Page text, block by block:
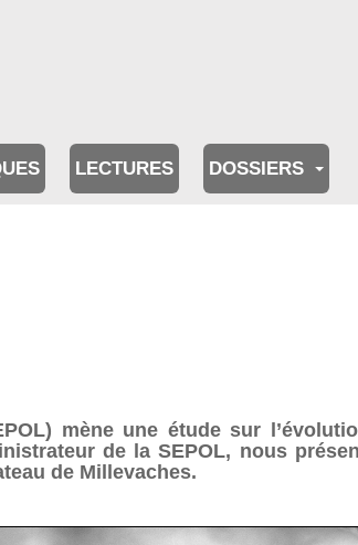
LECTURES DOSSIERS
mène une étude sur
de la SEPOL, nous
de Millevaches.